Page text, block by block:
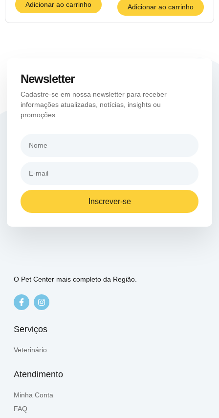
Adicionar ao carrinho Adicionar ao carrinho
Newsletter
Cadastre-se em nossa newsletter para receber
informações atualizadas, notícias, insights ou
promoções.
Inscrever-se
O Pet Center mais completo da Região.
Serviços
Veterinário
Atendimento
Minha Conta
FAQ